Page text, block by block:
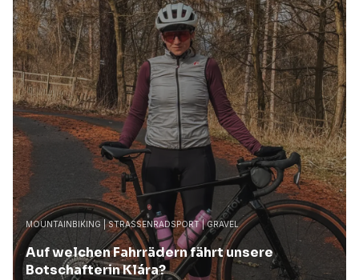
MOUNTAINBIKING | STRASSENRADSPORT | GRAVEL
Auf welchen Fahrrädern fährt unsere
Botschafterin Klára?